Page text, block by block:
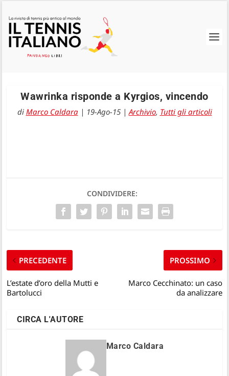
Wawrinka risponde a Kyrgios, vincendo
di Marco Caldara| 19-Ago-15|Archivio, Tutti gli articoli
CONDIVIDERE:
PRECEDENTE
L’estate d’oro della Mutti e
Bartolucci
PROSSIMO
Marco Cecchinato: un caso
da analizzare
CIRCA L'AUTORE
Marco Caldara